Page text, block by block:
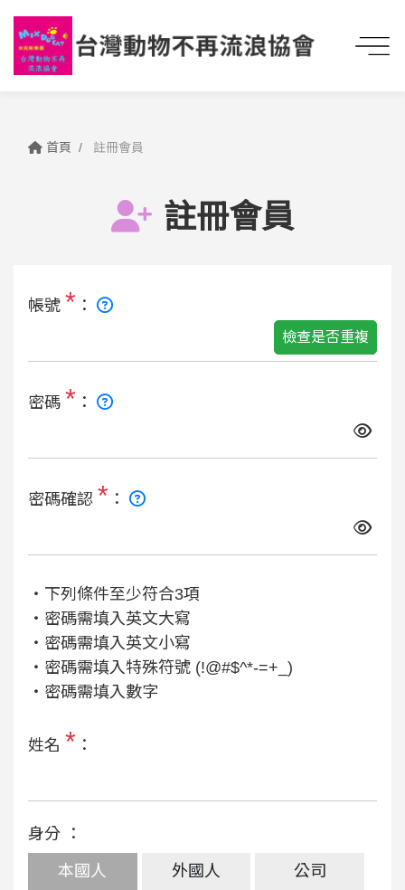
首頁 註冊會員
註冊會員
帳號 * ：
檢查是否重複
密碼 * ：
密碼確認 * ：
‧下列條件至少符合3項
‧密碼需填入英文大寫
‧密碼需填入英文小寫
‧密碼需填入特殊符號 (!@#$^*-=+_)
‧密碼需填入數字
姓名 * ：
身分 ：
本國人 外國人 公司